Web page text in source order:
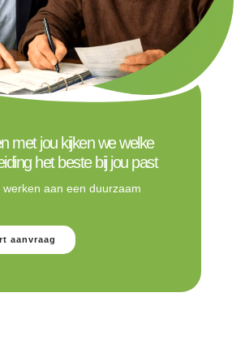
met jou kijken we welke
het beste bij jou past
werken aan een duurzaam
aanvraag